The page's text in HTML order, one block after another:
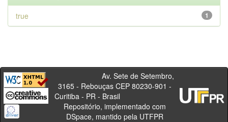
1
true
Av. Sete de Setembro,
3165 - Rebouças CEP 80230-901 -
Curitiba - PR - Brasil
Repositório, implementado com
DSpace, mantido pela UTFPR